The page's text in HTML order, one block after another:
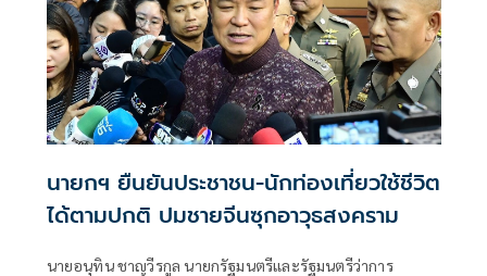
นายกฯ ยืนยันประชาชน-นักท่องเที่ยวใช้ชีวิต
ได้ตามปกติ ปมชายจีนซุกอาวุธสงคราม
นายอนุทิน ชาญวีรกูล นายกรัฐมนตรีและรัฐมนตรีว่าการ